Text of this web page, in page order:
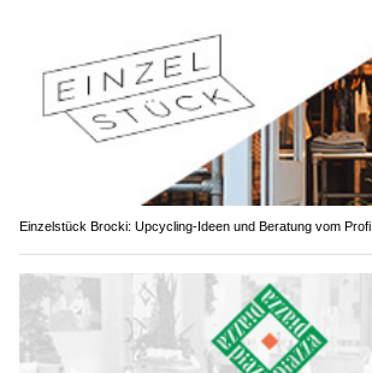
Einzelstück Brocki: Upcycling-Ideen und Beratung vom Profi